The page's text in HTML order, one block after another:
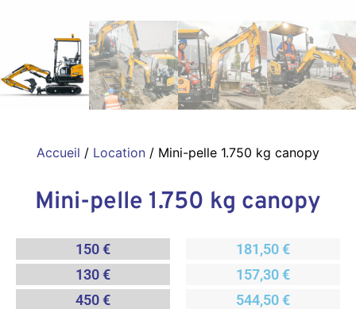
Accueil / Location / Mini-pelle 1.750 kg canopy
Mini-pelle 1.750 kg canopy
150 €
130 €
450 €
181,50 €
157,30 €
544,50 €